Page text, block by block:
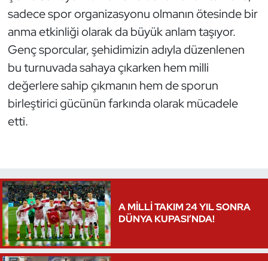
sadece spor organizasyonu olmanın ötesinde bir
anma etkinliği olarak da büyük anlam taşıyor.
Genç sporcular, şehidimizin adıyla düzenlenen
bu turnuvada sahaya çıkarken hem milli
değerlere sahip çıkmanın hem de sporun
birleştirici gücünün farkında olarak mücadele
etti.
A MİLLİ TAKIM 24 YIL SONRA
DÜNYA KUPASI’NDA!